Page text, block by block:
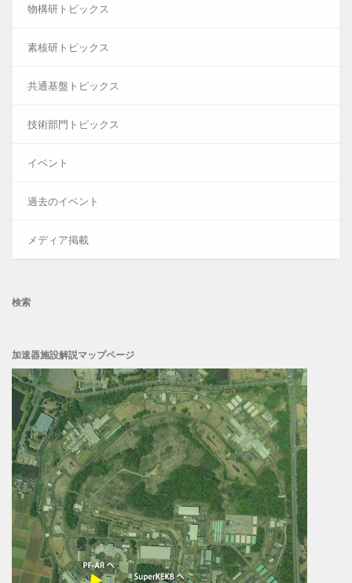
物構研トピックス
素核研トピックス
共通基盤トピックス
技術部門トピックス
イベント
過去のイベント
メディア掲載
検索
加速器施設解説マップページ